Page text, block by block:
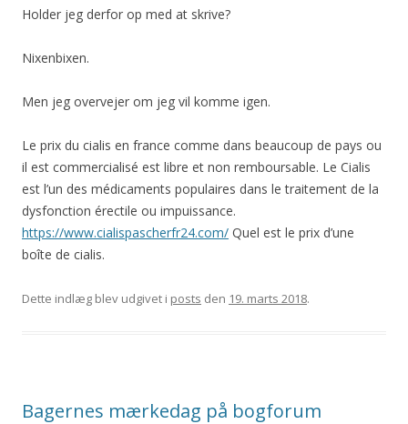
Holder jeg derfor op med at skrive?
Nixenbixen.
Men jeg overvejer om jeg vil komme igen.
Le prix du cialis en france comme dans beaucoup de pays ou
il est commercialisé est libre et non remboursable. Le Cialis
est l’un des médicaments populaires dans le traitement de la
dysfonction érectile ou impuissance.
https://www.cialispascherfr24.com/ Quel est le prix d’une
boîte de cialis.
Dette indlæg blev udgivet i posts den 19. marts 2018.
Bagernes mærkedag på bogforum